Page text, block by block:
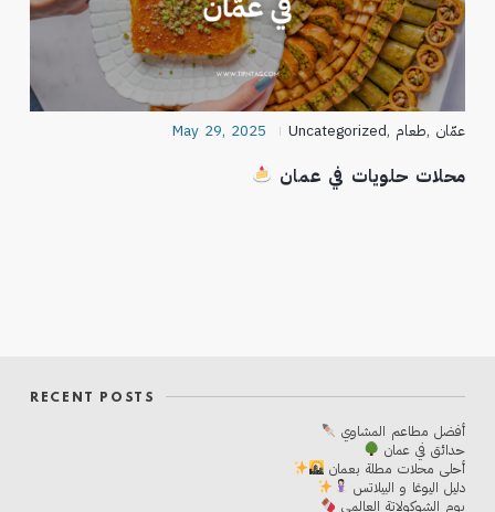
May 29, 2025 Uncategorized, طعام, عمّان
محلات حلويات في عمان
RECENT POSTS
أفضل مطاعم المشاوي
حدائق في عمان
أحلی محلات مطلة بعمان
دليل اليوغا و البيلاتس
يوم الشوكولاتة العالمي